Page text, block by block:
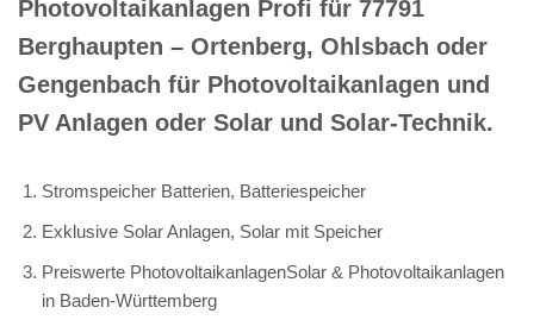
Photovoltaikanlagen Profi für 77791
Berghaupten – Ortenberg, Ohlsbach oder
Gengenbach für Photovoltaikanlagen und
PV Anlagen oder Solar und Solar-Technik.
Stromspeicher Batterien, Batteriespeicher
Exklusive Solar Anlagen, Solar mit Speicher
Preiswerte PhotovoltaikanlagenSolar & Photovoltaikanlagen
in Baden-Württemberg